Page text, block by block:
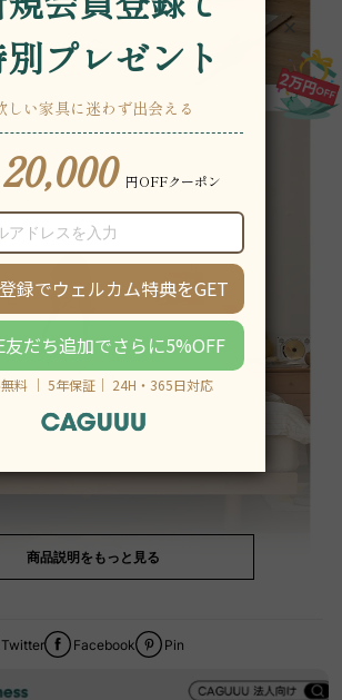
商品説明をもっと見る
Facebook
Twitter Pin